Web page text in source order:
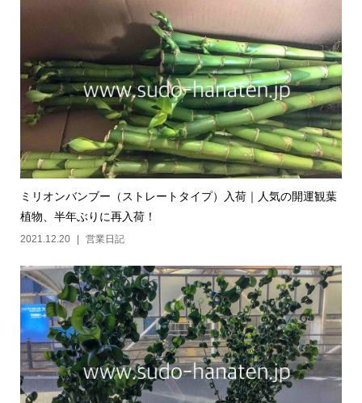
ミリオンバンブー（ストレートタイプ）入荷｜人気の開運観葉
植物、半年ぶりに再入荷！
2021.12.20 営業日記